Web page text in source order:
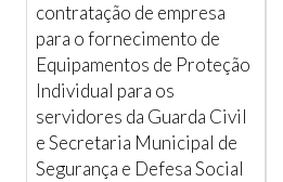
contratação de empresa
para o fornecimento de
Equipamentos de Proteção
Individual para os
servidores da Guarda Civil
e Secretaria Municipal de
Segurança e Defesa Social